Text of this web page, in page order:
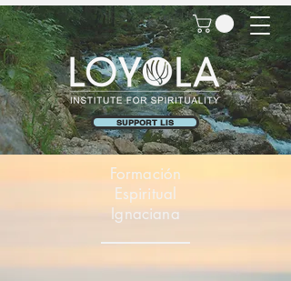
SUPPORT LIS
Formación
Espiritual
Ignaciana